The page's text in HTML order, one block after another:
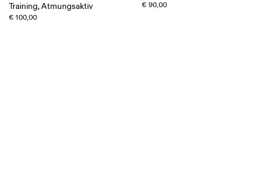
Training, Atmungsaktiv
€ 100,00
€ 90,00